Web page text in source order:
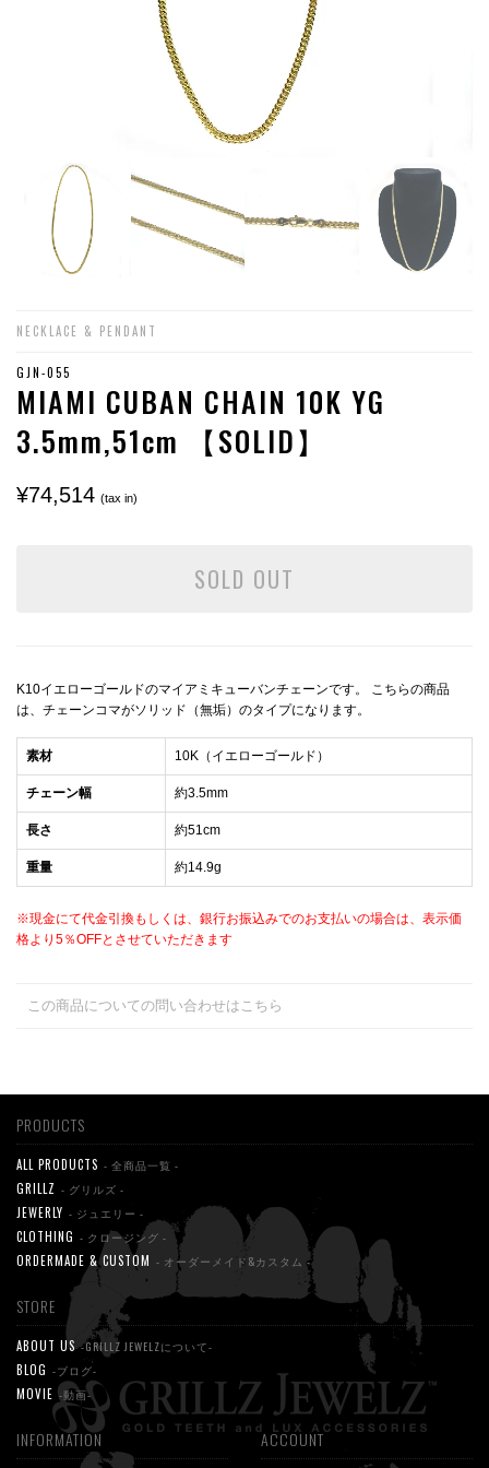
NECKLACE & PENDANT
GJN-055
MIAMI CUBAN CHAIN 10K YG
3.5mm,51cm 【SOLID】
¥74,514 (tax in)
SOLD OUT
K10イエローゴールドのマイアミキューバンチェーンです。 こちらの商品
は、チェーンコマがソリッド（無垢）のタイプになります。
素材 10K（イエローゴールド）
チェーン幅 約3.5mm
長さ 約51cm
重量 約14.9g
※現金にて代金引換もしくは、銀行お振込みでのお支払いの場合は、表示価
格より5％OFFとさせていただきます
この商品についての問い合わせはこちら
PRODUCTS
ALL PRODUCTS - 全商品一覧 -
GRILLZ - グリルズ -
JEWERLY - ジュエリー -
CLOTHING - クロージング -
ORDERMADE & CUSTOM - オーダーメイド&カスタム -
STORE
ABOUT US -GRILLZ JEWELZについて-
BLOG -ブログ-
MOVIE -動画-
INFORMATION ACCOUNT